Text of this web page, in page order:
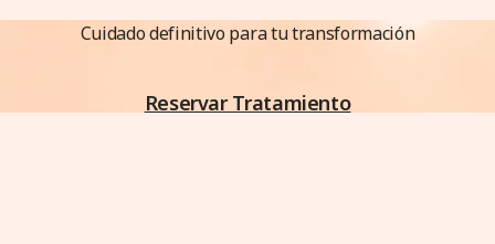
Cuidado definitivo para tu transformación
Reservar Tratamiento